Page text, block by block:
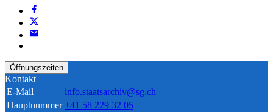
Öffnungszeiten
Kontakt
E-Mail
info.staatsarchiv@sg.ch
Hauptnummer +41 58 229 32 05